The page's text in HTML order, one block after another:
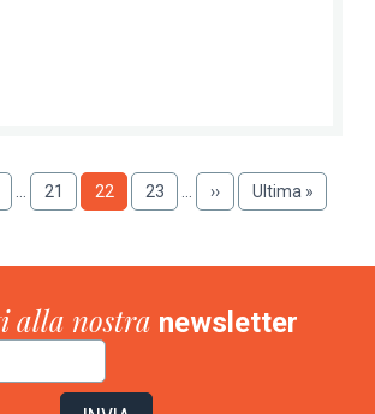
Pagina
21 Pagina
22 Pagina
23
Pagina
successiva
››
Ultima
pagina
Ultima »
alla nostra newsletter